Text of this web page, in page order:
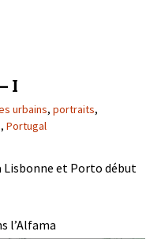
I
urbains, portraits,
, Portugal
Lisbonne et Porto début
l’Alfama